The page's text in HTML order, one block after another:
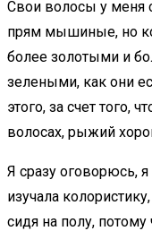
Свои волосы у меня
прям мышиные, но
более золотыми и
зелеными, как они
этого, за счет того,
волосах, рыжий
Я сразу оговорюсь,
изучала
сидя на полу, потому